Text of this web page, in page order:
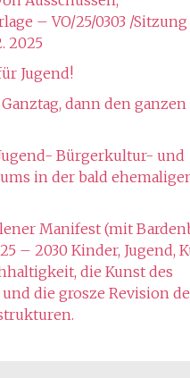
– VO/25/0303 /Sitzung
2025
Jugend!
dann den ganzen
Bürgerkultur- und
in der bald
Manifest (mit
– 2030 Kinder, Jugend,
die Kunst des
die grosze Revision